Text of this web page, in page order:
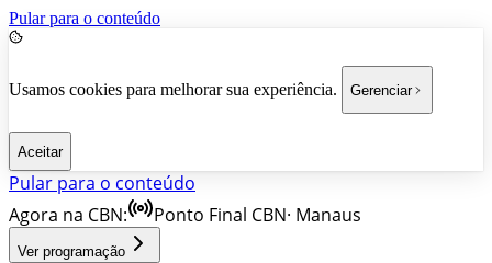
Pular para o conteúdo
Usamos cookies para melhorar sua experiência. Gerenciar
Aceitar
Pular para o conteúdo
Agora na CBN:
Ponto Final CBN· Manaus
Ver programação